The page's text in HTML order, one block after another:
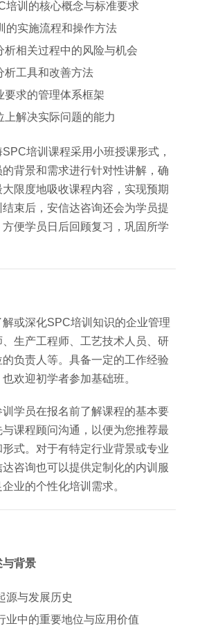
培训的核心概念与标准要求
的实施流程和操作方法
析相关过程中的风险与机会
析工具和改善方法
要求的管理体系框架
上解决实际问题的能力
培训课程采用小班授课形式，
背景和需求进行针对性讲解，确
限度地吸收课程内容，实现预期
束后，安信达咨询还会为学员提
便学员日后回顾复习，巩固所学
或深化SPC培训知识的企业管理
、生产工程师、工艺技术人员、研
负责人等。具备一定的工作经验
欢迎初学者参加基础班。
学员在报名前了解课程的基本要
课程顾问沟通，以便为您推荐最
式。对于有特定行业背景或专业
咨询也可以提供定制化的内训服
业的个性化培训需求。
与背景
源与发展历史
业中的重要地位与应用价值